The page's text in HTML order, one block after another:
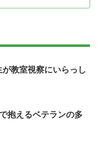
教室視察にいらっし
抱えるベテランの多